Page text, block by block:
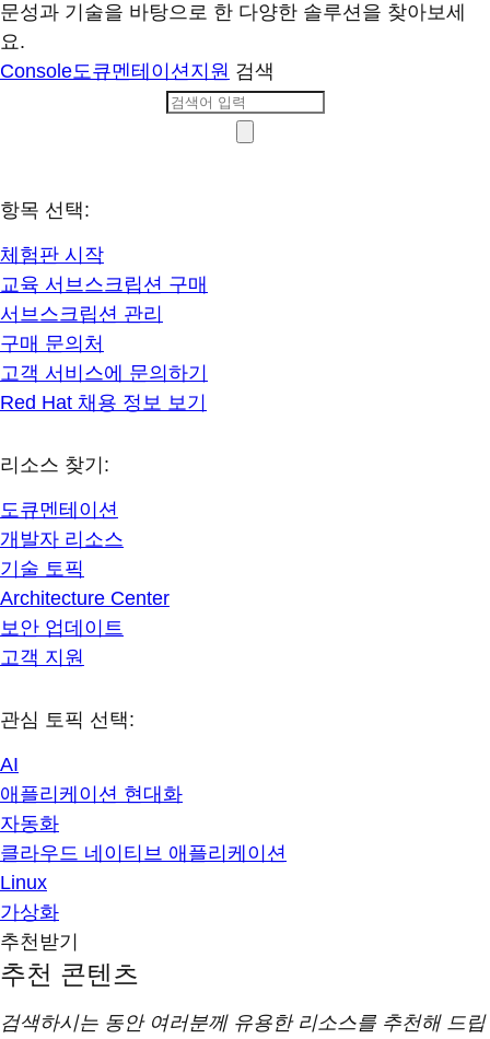
문성과 기술을 바탕으로 한 다양한 솔루션을 찾아보세
요.
Console도큐멘테이션지원 검색
항목 선택:
체험판 시작
교육 서브스크립션 구매
서브스크립션 관리
구매 문의처
고객 서비스에 문의하기
Red Hat 채용 정보 보기
리소스 찾기:
도큐멘테이션
개발자 리소스
기술 토픽
Architecture Center
보안 업데이트
고객 지원
관심 토픽 선택:
AI
애플리케이션 현대화
자동화
클라우드 네이티브 애플리케이션
Linux
가상화
추천받기
추천 콘텐츠
검색하시는 동안 여러분께 유용한 리소스를 추천해 드립